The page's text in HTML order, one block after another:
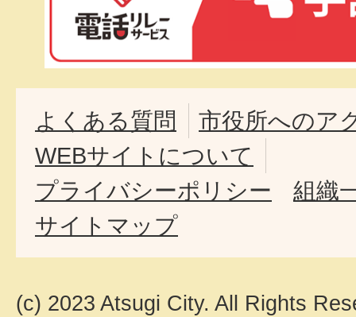
よくある質問
市役所へのア
WEBサイトについて
プライバシーポリシー
組織
サイトマップ
(c) 2023 Atsugi City. All Rights